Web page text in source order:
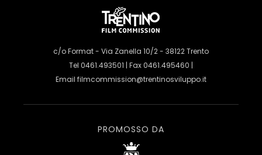
c/o Format - Via Zanella 10/2 - 38122 Trento
Tel 0461.493501 | Fax 0461.495460 |
Email filmcommission@trentinosviluppo.it
PROMOSSO DA